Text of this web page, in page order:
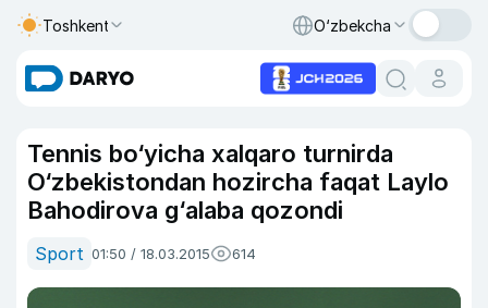
Toshkent O‘zbekcha
Tennis bo‘yicha xalqaro turnirda
O‘zbekistondan hozircha faqat Laylo
Bahodirova g‘alaba qozondi
Sport 01:50 / 18.03.2015 614